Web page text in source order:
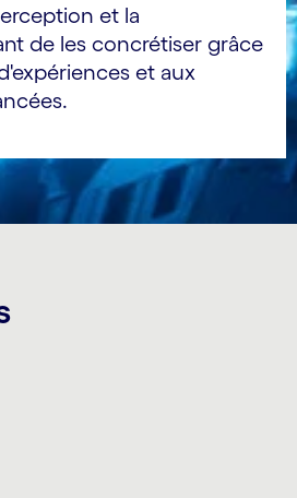
et la
de les concrétiser grâce
et aux